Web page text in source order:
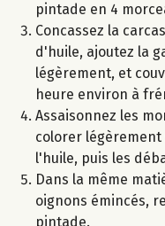
pintade en 4
Concassez la
d'huile, ajoutez la
légèrement, et
heure environ à
Assaisonnez les
colorer légèrement
l'huile, puis les
Dans la même
oignons émincés,
pintade.